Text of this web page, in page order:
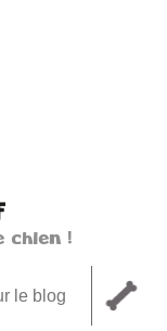
chien !